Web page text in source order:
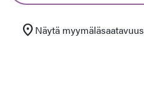
location_on Näytä myymäläsaatavuus